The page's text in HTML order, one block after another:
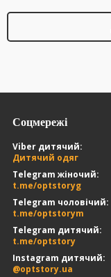
Соцмережі
Viber дитячий:
Дитячий одяг
Telegram жіночий:
t.me/optstoryg
Telegram чоловічий:
t.me/optstorym
Telegram дитячий:
t.me/optstory
Instagram дитячий:
@optstory.ua